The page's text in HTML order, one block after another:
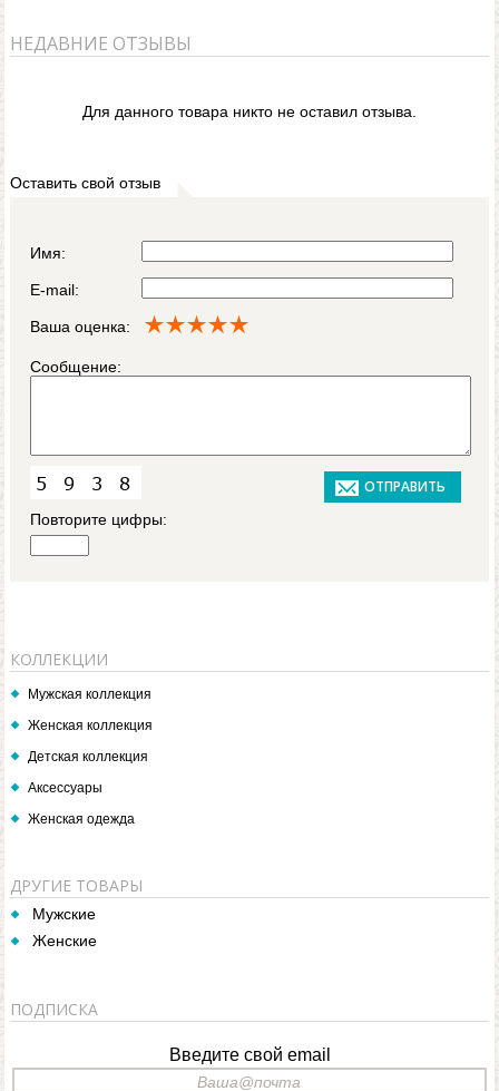
НЕДАВНИЕ ОТЗЫВЫ
Для данного товара никто не оставил отзыва.
Оставить свой отзыв
Имя:
E-mail:
Ваша оценка:
Сообщение:
Повторите цифры:
КОЛЛЕКЦИИ
Мужская коллекция
Женская коллекция
Детская коллекция
Аксессуары
Женская одежда
ДРУГИЕ ТОВАРЫ
Мужские
Женские
ПОДПИСКА
Введите свой email